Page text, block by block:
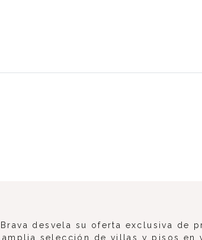
Brava desvela su oferta exclusiva
amplia selección de villas y pisos en